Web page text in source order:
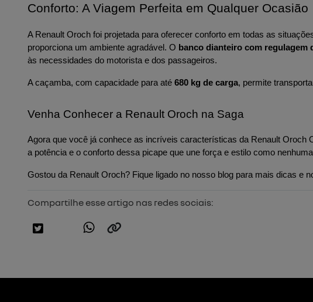
Conforto: A Viagem Perfeita em Qualquer Ocasião
A Renault Oroch foi projetada para oferecer conforto em todas as
proporciona um ambiente agradável. O banco dianteiro com regulagem
às necessidades do motorista e dos passageiros.
A caçamba, com capacidade para até 680 kg de carga, permite
Venha Conhecer a Renault Oroch na Saga
Agora que você já conhece as incríveis características da Renault Oroch
a potência e o conforto dessa picape que une força e estilo como
Gostou da Renault Oroch? Fique ligado no nosso blog para mais dicas e
Compartilhe esse artigo nas redes sociais: